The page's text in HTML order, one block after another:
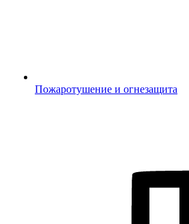
Пожаротушение и огнезащита